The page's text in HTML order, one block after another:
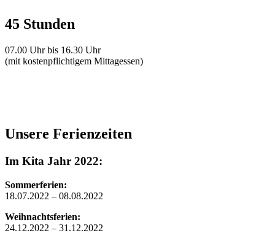
45 Stunden
07.00 Uhr bis 16.30 Uhr
(mit kostenpflichtigem Mittagessen)
Unsere Ferienzeiten
Im Kita Jahr 2022:
Sommerferien:
18.07.2022 – 08.08.2022
Weihnachtsferien:
24.12.2022 – 31.12.2022